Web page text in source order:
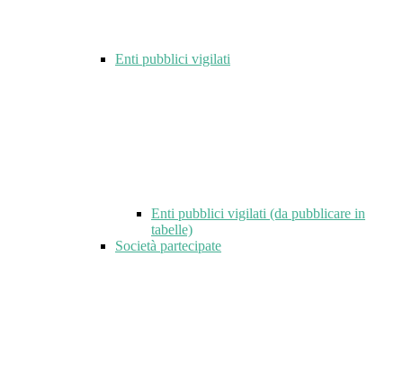
Enti pubblici vigilati
Enti pubblici vigilati (da pubblicare in
tabelle)
Società partecipate